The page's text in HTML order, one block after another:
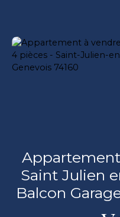
Saint Julien
Balcon